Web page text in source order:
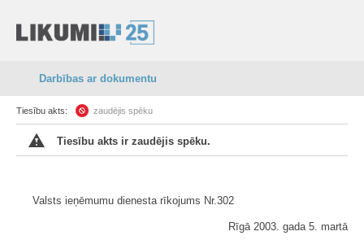
Darbības ar dokumentu
Tiesību akts: zaudējis spēku
Tiesību akts ir zaudējis spēku.
Valsts ieņēmumu dienesta rīkojums Nr.302
Rīgā 2003. gada 5. martā